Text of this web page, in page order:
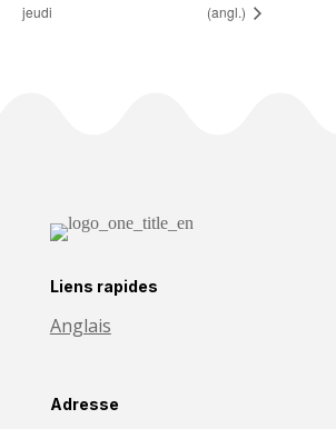
jeudi (angl.)
Liens rapides
Anglais
Adresse